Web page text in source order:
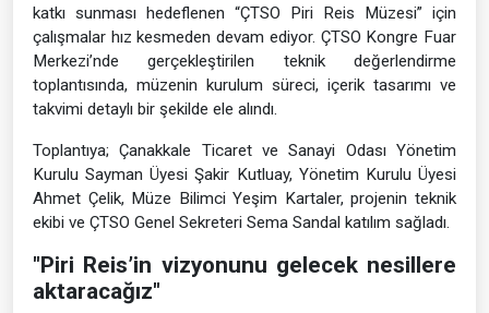
katkı sunması hedeflenen “ÇTSO Piri Reis Müzesi” için
çalışmalar hız kesmeden devam ediyor. ÇTSO Kongre Fuar
Merkezi’nde gerçekleştirilen teknik değerlendirme
toplantısında, müzenin kurulum süreci, içerik tasarımı ve
takvimi detaylı bir şekilde ele alındı.
Toplantıya; Çanakkale Ticaret ve Sanayi Odası Yönetim
Kurulu Sayman Üyesi Şakir Kutluay, Yönetim Kurulu Üyesi
Ahmet Çelik, Müze Bilimci Yeşim Kartaler, projenin teknik
ekibi ve ÇTSO Genel Sekreteri Sema Sandal katılım sağladı.
"Piri Reis’in vizyonunu gelecek nesillere
aktaracağız"